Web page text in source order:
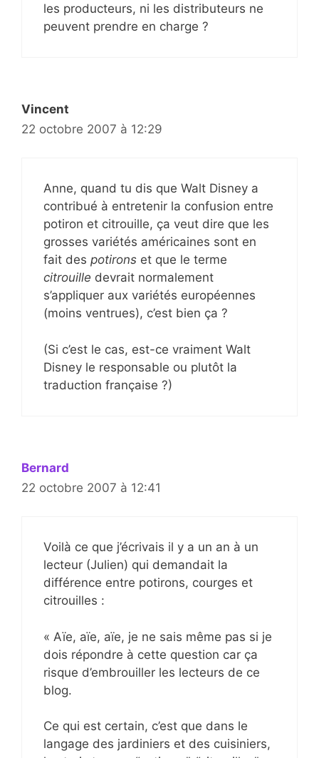
les producteurs, ni les distributeurs ne
peuvent prendre en charge ?
Vincent
22 octobre 2007 à 12:29
Anne, quand tu dis que Walt Disney a
contribué à entretenir la confusion entre
potiron et citrouille, ça veut dire que les
grosses variétés américaines sont en
fait des potirons et que le terme
citrouille devrait normalement
s’appliquer aux variétés européennes
(moins ventrues), c’est bien ça ?
(Si c’est le cas, est-ce vraiment Walt
Disney le responsable ou plutôt la
traduction française ?)
Bernard
22 octobre 2007 à 12:41
Voilà ce que j’écrivais il y a un an à un
lecteur (Julien) qui demandait la
différence entre potirons, courges et
citrouilles :
« Aïe, aïe, aïe, je ne sais même pas si je
dois répondre à cette question car ça
risque d’embrouiller les lecteurs de ce
blog.
Ce qui est certain, c’est que dans le
langage des jardiniers et des cuisiniers,